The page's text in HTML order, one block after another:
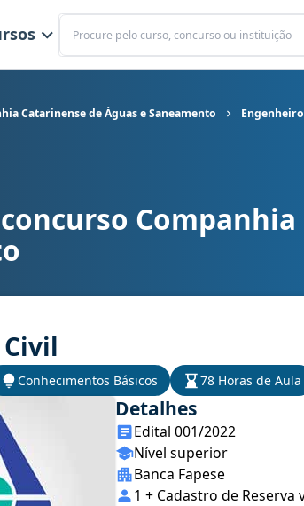
Buscar
Catarinense de Águas e Saneamento
- Companhia Catarinense de Águas e
Conhecimentos Básicos 78 Horas de Aula
Detalhes
Edital 001/2022
Nível superior
Banca Fapese
1 + Cadastro de Reserva